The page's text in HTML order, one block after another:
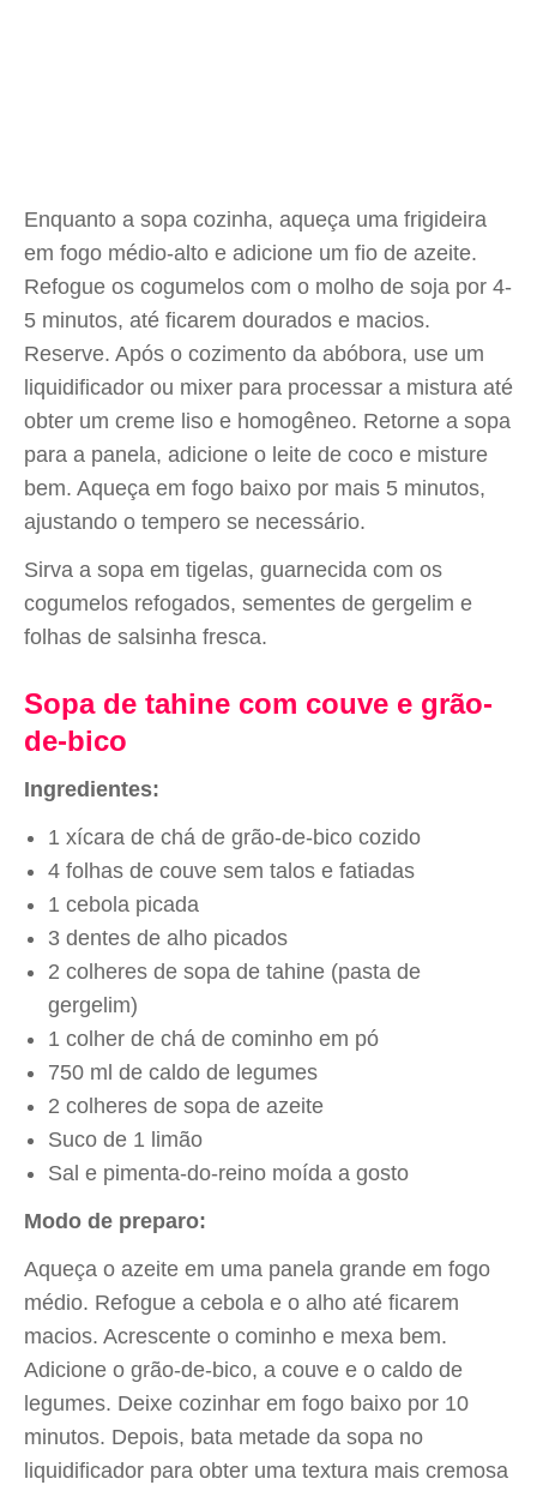
Enquanto a sopa cozinha, aqueça uma frigideira
em fogo médio-alto e adicione um fio de azeite.
Refogue os cogumelos com o molho de soja por 4-
5 minutos, até ficarem dourados e macios.
Reserve. Após o cozimento da abóbora, use um
liquidificador ou mixer para processar a mistura até
obter um creme liso e homogêneo. Retorne a sopa
para a panela, adicione o leite de coco e misture
bem. Aqueça em fogo baixo por mais 5 minutos,
ajustando o tempero se necessário.
Sirva a sopa em tigelas, guarnecida com os
cogumelos refogados, sementes de gergelim e
folhas de salsinha fresca.
Sopa de tahine com couve e grão-
de-bico
Ingredientes:
1 xícara de chá de grão-de-bico cozido
4 folhas de couve sem talos e fatiadas
1 cebola picada
3 dentes de alho picados
2 colheres de sopa de tahine (pasta de
gergelim)
1 colher de chá de cominho em pó
750 ml de caldo de legumes
2 colheres de sopa de azeite
Suco de 1 limão
Sal e pimenta-do-reino moída a gosto
Modo de preparo:
Aqueça o azeite em uma panela grande em fogo
médio. Refogue a cebola e o alho até ficarem
macios. Acrescente o cominho e mexa bem.
Adicione o grão-de-bico, a couve e o caldo de
legumes. Deixe cozinhar em fogo baixo por 10
minutos. Depois, bata metade da sopa no
liquidificador para obter uma textura mais cremosa